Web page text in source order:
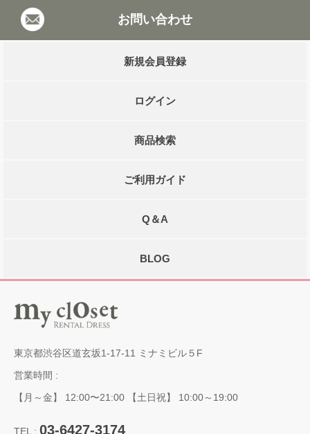
お問い合わせ
新規会員登録
ログイン
商品検索
ご利用ガイド
Q＆A
BLOG
東京都渋谷区道玄坂1-17-11 ミナミビル５F
営業時間 :
【月～金】 12:00〜21:00 【土日祝】 10:00～19:00
TEL : 03-6427-3174